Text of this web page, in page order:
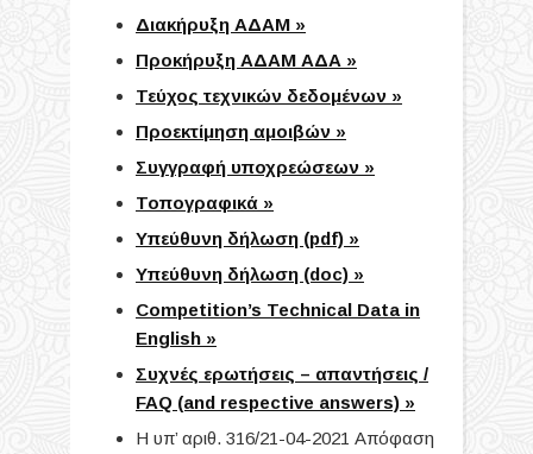
Διακήρυξη ΑΔΑΜ »
Προκήρυξη ΑΔΑΜ ΑΔΑ »
Τεύχος τεχνικών δεδομένων »
Προεκτίμηση αμοιβών »
Συγγραφή υποχρεώσεων »
Τοπογραφικά »
Υπεύθυνη δήλωση (pdf) »
Υπεύθυνη δήλωση (doc) »
Competition’s Technical Data in
English »
Συχνές ερωτήσεις – απαντήσεις /
FAQ (and respective answers) »
Η υπ’ αριθ. 316/21-04-2021 Απόφαση